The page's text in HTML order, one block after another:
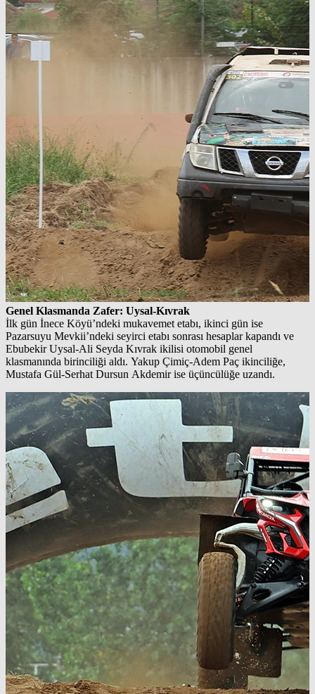
Genel Klasmanda Zafer: Uysal‑Kıvrak
İlk gün İnece Köyü’ndeki mukavemet etabı, ikinci gün ise
Pazarsuyu Mevkii’ndeki seyirci etabı sonrası hesaplar kapandı ve
Ebubekir Uysal‑Ali Seyda Kıvrak ikilisi otomobil genel
klasmanında birinciliği aldı. Yakup Çimiç‑Adem Paç ikinciliğe,
Mustafa Gül‑Serhat Dursun Akdemir ise üçüncülüğe uzandı.